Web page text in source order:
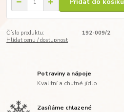
Číslo produktu:
192-009/2
Hlídat cenu / dostupnost
Potraviny a nápoje
Kvalitní a chutné jídlo
Zasíláme chlazené